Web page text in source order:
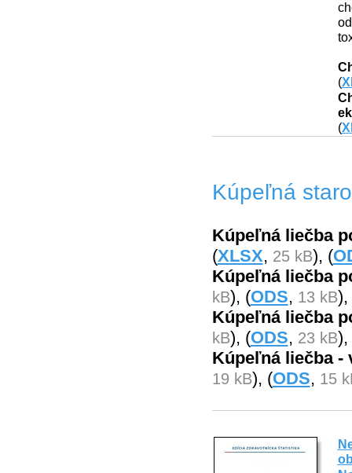
(
(
Kúpeľná
Kúpeľná liečba
(XLSX, 25 kB), (
Kúpeľná liečba
kB), (ODS, 13 kB),
Kúpeľná liečba
kB), (ODS, 23 kB),
Kúpeľná liečba -
19 kB), (ODS, 15